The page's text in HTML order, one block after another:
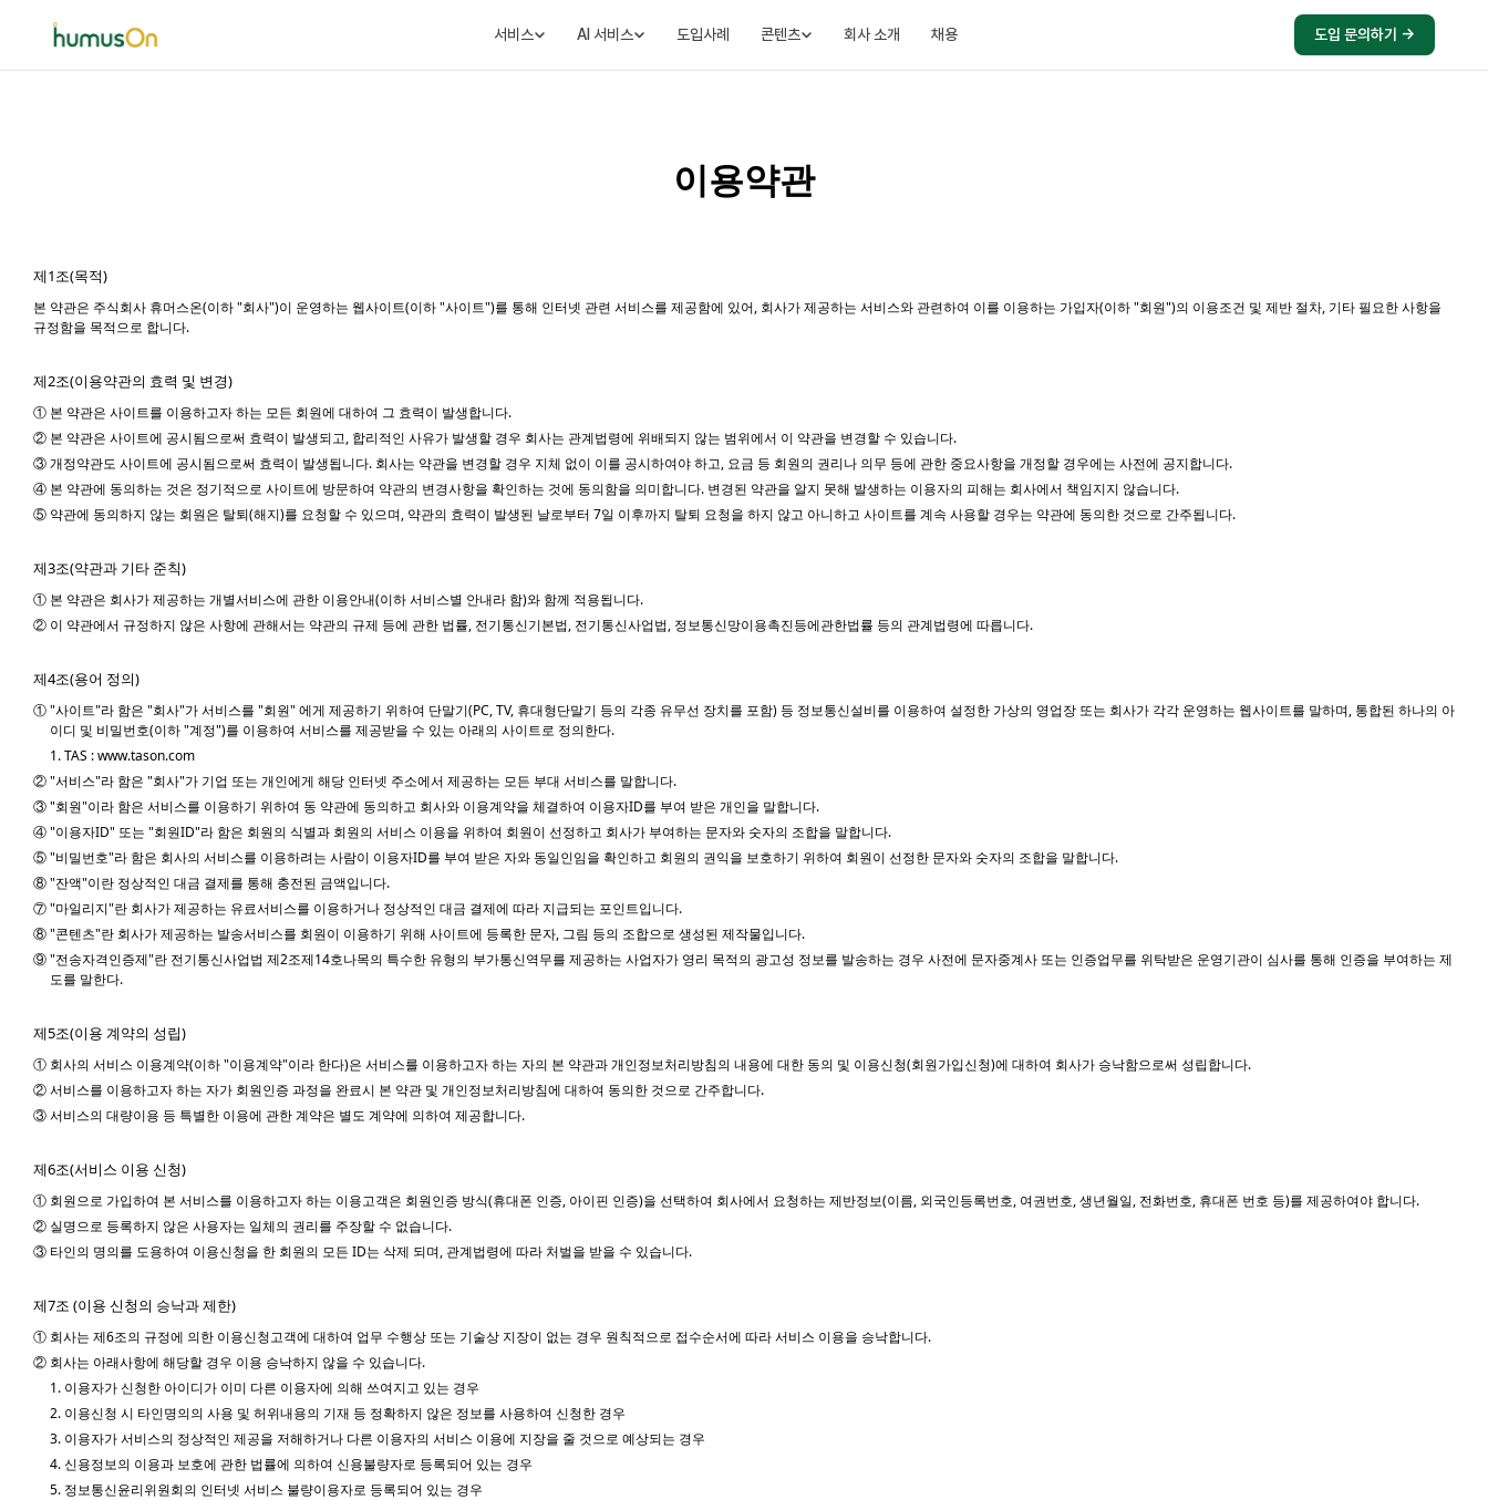
서비스 AI 서비스 도입사례 콘텐츠 회사 소개 채용 도입 문의하기 →
이용약관
제1조(목적)
본 약관은 주식회사 휴머스온(이하 "회사")이 운영하는 웹사이트(이하 "사이트")를 통해 인터넷 관련 서비스를 제공함에 있어, 회사가 제공하는 서비스와 관련하여 이를 이용하는 가입자(이하 "회원")의 이용조건 및 제반 절차, 기타 필요한 사항을
규정함을 목적으로 합니다.
제2조(이용약관의 효력 및 변경)
① 본 약관은 사이트를 이용하고자 하는 모든 회원에 대하여 그 효력이 발생합니다.
② 본 약관은 사이트에 공시됨으로써 효력이 발생되고, 합리적인 사유가 발생할 경우 회사는 관계법령에 위배되지 않는 범위에서 이 약관을 변경할 수 있습니다.
③ 개정약관도 사이트에 공시됨으로써 효력이 발생됩니다. 회사는 약관을 변경할 경우 지체 없이 이를 공시하여야 하고, 요금 등 회원의 권리나 의무 등에 관한 중요사항을 개정할 경우에는 사전에 공지합니다.
④ 본 약관에 동의하는 것은 정기적으로 사이트에 방문하여 약관의 변경사항을 확인하는 것에 동의함을 의미합니다. 변경된 약관을 알지 못해 발생하는 이용자의 피해는 회사에서 책임지지 않습니다.
⑤ 약관에 동의하지 않는 회원은 탈퇴(해지)를 요청할 수 있으며, 약관의 효력이 발생된 날로부터 7일 이후까지 탈퇴 요청을 하지 않고 아니하고 사이트를 계속 사용할 경우는 약관에 동의한 것으로 간주됩니다.
제3조(약관과 기타 준칙)
① 본 약관은 회사가 제공하는 개별서비스에 관한 이용안내(이하 서비스별 안내라 함)와 함께 적용됩니다.
② 이 약관에서 규정하지 않은 사항에 관해서는 약관의 규제 등에 관한 법률, 전기통신기본법, 전기통신사업법, 정보통신망이용촉진등에관한법률 등의 관계법령에 따릅니다.
제4조(용어 정의)
① "사이트"라 함은 "회사"가 서비스를 "회원" 에게 제공하기 위하여 단말기(PC, TV, 휴대형단말기 등의 각종 유무선 장치를 포함) 등 정보통신설비를 이용하여 설정한 가상의 영업장 또는 회사가 각각 운영하는 웹사이트를 말하며, 통합된 하나의 아
이디 및 비밀번호(이하 "계정")를 이용하여 서비스를 제공받을 수 있는 아래의 사이트로 정의한다.
1. TAS : www.tason.com
② "서비스"라 함은 "회사"가 기업 또는 개인에게 해당 인터넷 주소에서 제공하는 모든 부대 서비스를 말합니다.
③ "회원"이라 함은 서비스를 이용하기 위하여 동 약관에 동의하고 회사와 이용계약을 체결하여 이용자ID를 부여 받은 개인을 말합니다.
④ "이용자ID" 또는 "회원ID"라 함은 회원의 식별과 회원의 서비스 이용을 위하여 회원이 선정하고 회사가 부여하는 문자와 숫자의 조합을 말합니다.
⑤ "비밀번호"라 함은 회사의 서비스를 이용하려는 사람이 이용자ID를 부여 받은 자와 동일인임을 확인하고 회원의 권익을 보호하기 위하여 회원이 선정한 문자와 숫자의 조합을 말합니다.
⑧ "잔액"이란 정상적인 대금 결제를 통해 충전된 금액입니다.
⑦ "마일리지"란 회사가 제공하는 유료서비스를 이용하거나 정상적인 대금 결제에 따라 지급되는 포인트입니다.
⑧ "콘텐츠"란 회사가 제공하는 발송서비스를 회원이 이용하기 위해 사이트에 등록한 문자, 그림 등의 조합으로 생성된 제작물입니다.
⑨ "전송자격인증제"란 전기통신사업법 제2조제14호나목의 특수한 유형의 부가통신역무를 제공하는 사업자가 영리 목적의 광고성 정보를 발송하는 경우 사전에 문자중계사 또는 인증업무를 위탁받은 운영기관이 심사를 통해 인증을 부여하는 제
도를 말한다.
제5조(이용 계약의 성립)
① 회사의 서비스 이용계약(이하 "이용계약"이라 한다)은 서비스를 이용하고자 하는 자의 본 약관과 개인정보처리방침의 내용에 대한 동의 및 이용신청(회원가입신청)에 대하여 회사가 승낙함으로써 성립합니다.
② 서비스를 이용하고자 하는 자가 회원인증 과정을 완료시 본 약관 및 개인정보처리방침에 대하여 동의한 것으로 간주합니다.
③ 서비스의 대량이용 등 특별한 이용에 관한 계약은 별도 계약에 의하여 제공합니다.
제6조(서비스 이용 신청)
① 회원으로 가입하여 본 서비스를 이용하고자 하는 이용고객은 회원인증 방식(휴대폰 인증, 아이핀 인증)을 선택하여 회사에서 요청하는 제반정보(이름, 외국인등록번호, 여권번호, 생년월일, 전화번호, 휴대폰 번호 등)를 제공하여야 합니다.
② 실명으로 등록하지 않은 사용자는 일체의 권리를 주장할 수 없습니다.
③ 타인의 명의를 도용하여 이용신청을 한 회원의 모든 ID는 삭제 되며, 관계법령에 따라 처벌을 받을 수 있습니다.
제7조 (이용 신청의 승낙과 제한)
① 회사는 제6조의 규정에 의한 이용신청고객에 대하여 업무 수행상 또는 기술상 지장이 없는 경우 원칙적으로 접수순서에 따라 서비스 이용을 승낙합니다.
② 회사는 아래사항에 해당할 경우 이용 승낙하지 않을 수 있습니다.
1. 이용자가 신청한 아이디가 이미 다른 이용자에 의해 쓰여지고 있는 경우
2. 이용신청 시 타인명의의 사용 및 허위내용의 기재 등 정확하지 않은 정보를 사용하여 신청한 경우
3. 이용자가 서비스의 정상적인 제공을 저해하거나 다른 이용자의 서비스 이용에 지장을 줄 것으로 예상되는 경우
4. 신용정보의 이용과 보호에 관한 법률에 의하여 신용불량자로 등록되어 있는 경우
5. 정보통신윤리위원회의 인터넷 서비스 불량이용자로 등록되어 있는 경우